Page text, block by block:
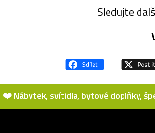
Sledujte
❤️ Nábytek, svítidla, bytové doplňky,